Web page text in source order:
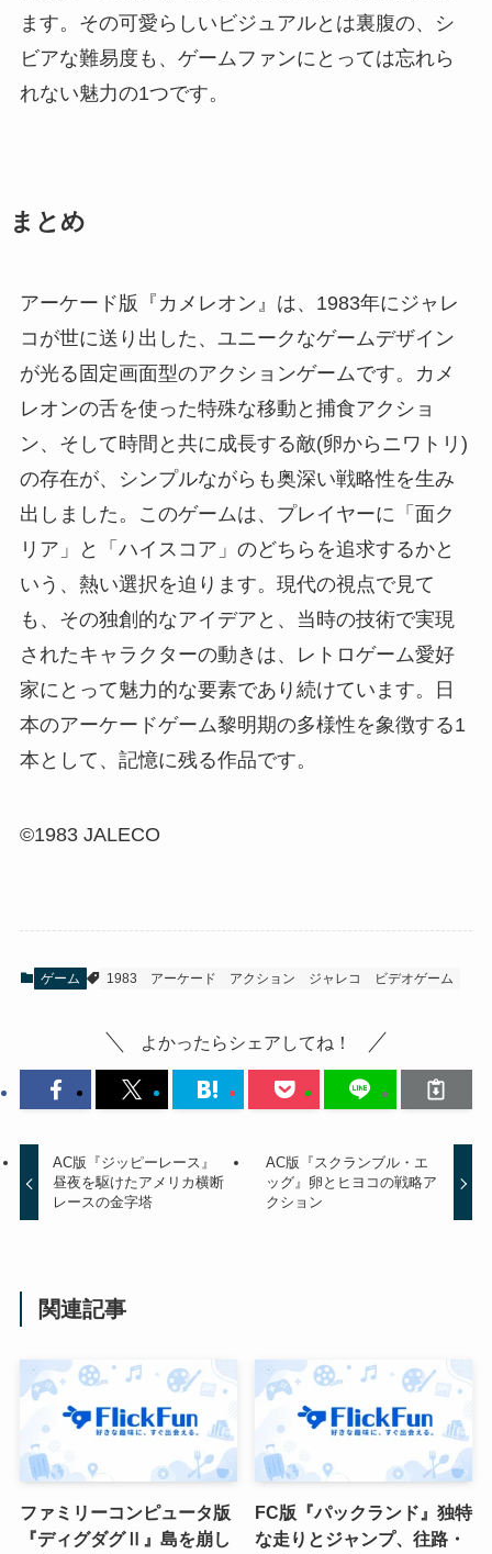
ます。その可愛らしいビジュアルとは裏腹の、シ
ビアな難易度も、ゲームファンにとっては忘れら
れない魅力の1つです。
まとめ
アーケード版『カメレオン』は、1983年にジャレ
コが世に送り出した、ユニークなゲームデザイン
が光る固定画面型のアクションゲームです。カメ
レオンの舌を使った特殊な移動と捕食アクショ
ン、そして時間と共に成長する敵(卵からニワトリ)
の存在が、シンプルながらも奥深い戦略性を生み
出しました。このゲームは、プレイヤーに「面ク
リア」と「ハイスコア」のどちらを追求するかと
いう、熱い選択を迫ります。現代の視点で見て
も、その独創的なアイデアと、当時の技術で実現
されたキャラクターの動きは、レトロゲーム愛好
家にとって魅力的な要素であり続けています。日
本のアーケードゲーム黎明期の多様性を象徴する1
本として、記憶に残る作品です。
©1983 JALECO
ゲーム 1983 アーケード アクション ジャレコ ビデオゲーム
よかったらシェアしてね！
AC版『ジッピーレース』
昼夜を駆けたアメリカ横断
レースの金字塔
AC版『スクランブル・エ
ッグ』卵とヒヨコの戦略ア
クション
関連記事
ファミリーコンピュータ版
『ディグダグⅡ』島を崩し
FC版『パックランド』独特
な走りとジャンプ、往路・